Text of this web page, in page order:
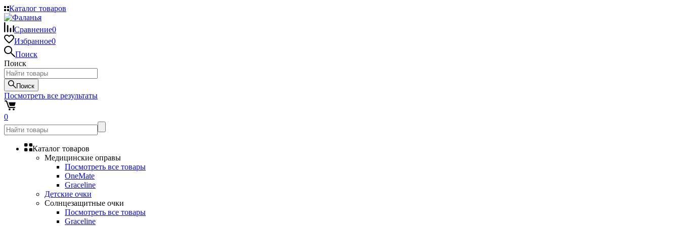
Каталог товаров
Сравнение0
Избранное0
Поиск
Поиск
Поиск
Посмотреть все результаты
0
Каталог товаров
Медицинские оправы
Посмотреть все товары
OneMate
Graceline
Детские очки
Солнцезащитные очки
Посмотреть все товары
Graceline